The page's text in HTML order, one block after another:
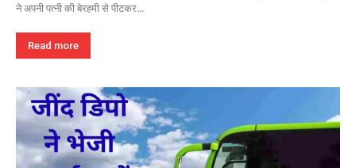
ने अपनी पत्नी की बेरहमी से पीटकर...
Read more